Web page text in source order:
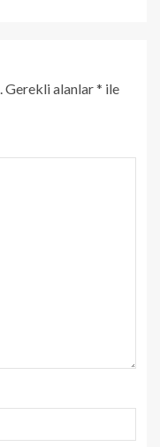
Gerekli alanlar* ile